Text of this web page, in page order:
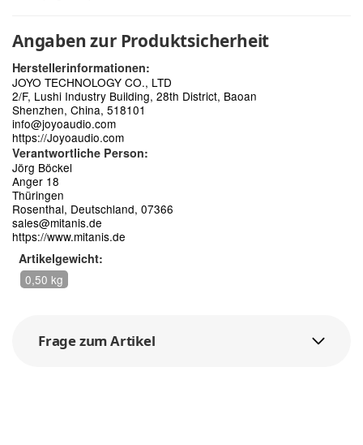
Angaben zur Produktsicherheit
Herstellerinformationen:
JOYO TECHNOLOGY CO., LTD
2/F, Lushi Industry Building, 28th District, Baoan
Shenzhen, China, 518101
info@joyoaudio.com
https://Joyoaudio.com
Verantwortliche Person:
Jörg Böckel
Anger 18
Thüringen
Rosenthal, Deutschland, 07366
sales@mitanis.de
https://www.mitanis.de
Artikelgewicht:
0,50 kg
Frage zum Artikel